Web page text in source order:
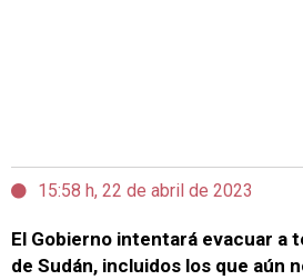
15:58 h, 22 de abril de 2023
El Gobierno intentará evacuar a
de Sudán, incluidos los que aún